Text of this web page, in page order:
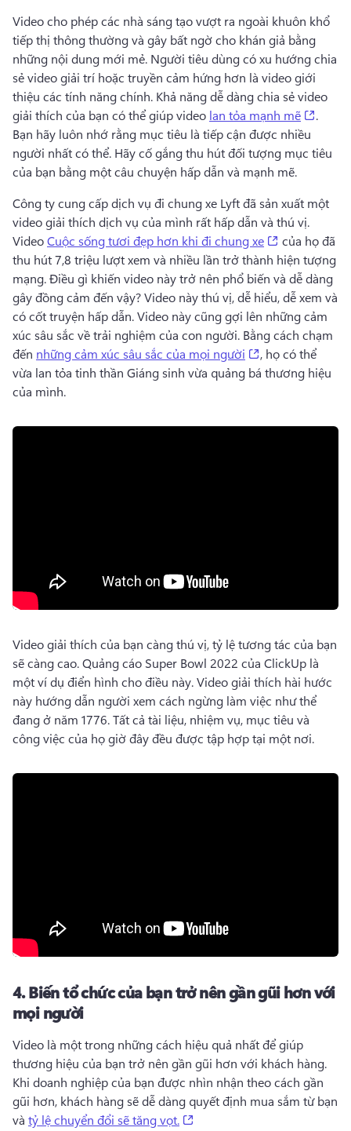
Video cho phép các nhà sáng tạo vượt ra ngoài khuôn khổ
tiếp thị thông thường và gây bất ngờ cho khán giả bằng
những nội dung mới mẻ. Người tiêu dùng có xu hướng chia
sẻ video giải trí hoặc truyền cảm hứng hơn là video giới
thiệu các tính năng chính. Khả năng dễ dàng chia sẻ video
giải thích của bạn có thể giúp video lan tỏa mạnh mẽ
Bạn hãy luôn nhớ rằng mục tiêu là tiếp cận được nhiều
người nhất có thể. Hãy cố gắng thu hút đối tượng mục tiêu
của bạn bằng một câu chuyện hấp dẫn và mạnh mẽ.
Công ty cung cấp dịch vụ đi chung xe Lyft đã sản xuất một
Video Cuộc sống tươi đẹp hơn khi đi chung xe (opens in a
của họ đã
thu hút 7,8 triệu lượt xem và nhiều lần trở thành hiện tượng
mạng. Điều gì khiến video này trở nên phổ biến và dễ dàng
gây đồng cảm đến vậy? Video này thú vị, dễ hiểu, dễ xem và
có cốt truyện hấp dẫn. Video này cũng gợi lên những cảm
xúc sâu sắc về trải nghiệm của con người. Bằng cách chạm
đến những cảm xúc sâu sắc của mọi người (opens in a new
, họ có thể
vừa lan tỏa tinh thần Giáng sinh vừa quảng bá thương hiệu
của mình.
Video giải thích của bạn càng thú vị, tỷ lệ tương tác của bạn
sẽ càng cao. Quảng cáo Super Bowl 2022 của ClickUp là
một ví dụ điển hình cho điều này. Video giải thích hài hước
này hướng dẫn người xem cách ngừng làm việc như thể
đang ở năm 1776. Tất cả tài liệu, nhiệm vụ, mục tiêu và
công việc của họ giờ đây đều được tập hợp tại một nơi.
4.Biến tổ chức của bạn trở nên gần gũi hơn với
mọi người
Video là một trong những cách hiệu quả nhất để giúp
Khi doanh nghiệp của bạn được nhìn nhận theo cách gần
gũi hơn, khách hàng sẽ dễ dàng quyết định mua sắm từ bạn
và tỷ lệ chuyển đổi sẽ tăng vọt.